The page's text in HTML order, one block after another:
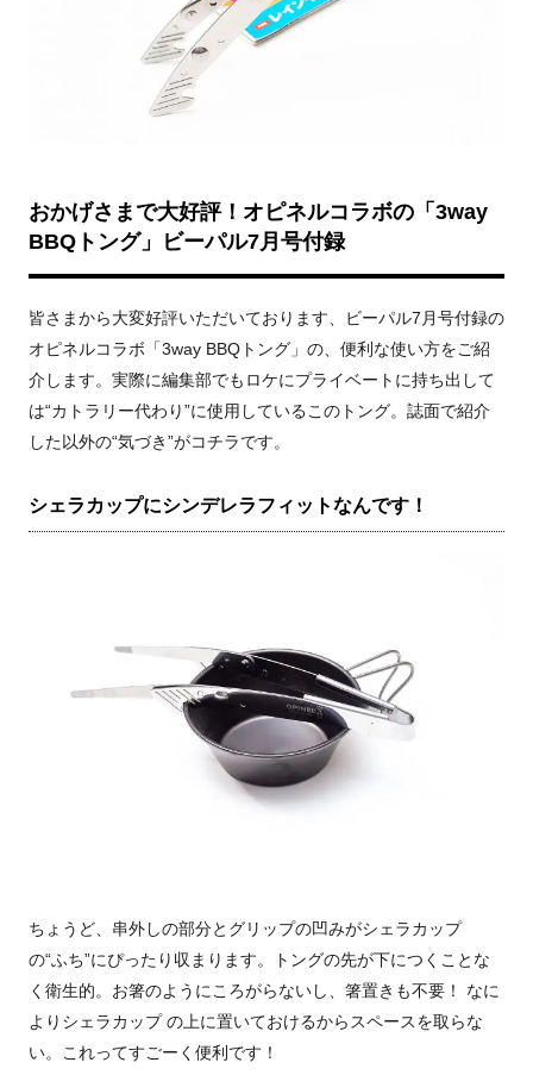
おかげさまで大好評！オピネルコラボの「3way
BBQトング」ビーパル7月号付録
皆さまから大変好評いただいております、ビーパル7月号付録の
オピネルコラボ「3way BBQトング」の、便利な使い方をご紹
介します。実際に編集部でもロケにプライベートに持ち出して
は“カトラリー代わり”に使用しているこのトング。誌面で紹介
した以外の“気づき”がコチラです。
シェラカップにシンデレラフィットなんです！
ちょうど、串外しの部分とグリップの凹みがシェラカップ
の“ふち”にぴったり収まります。トングの先が下につくことな
く衛生的。お箸のようにころがらないし、箸置きも不要！ なに
よりシェラカップ の上に置いておけるからスペースを取らな
い。これってすごーく便利です！